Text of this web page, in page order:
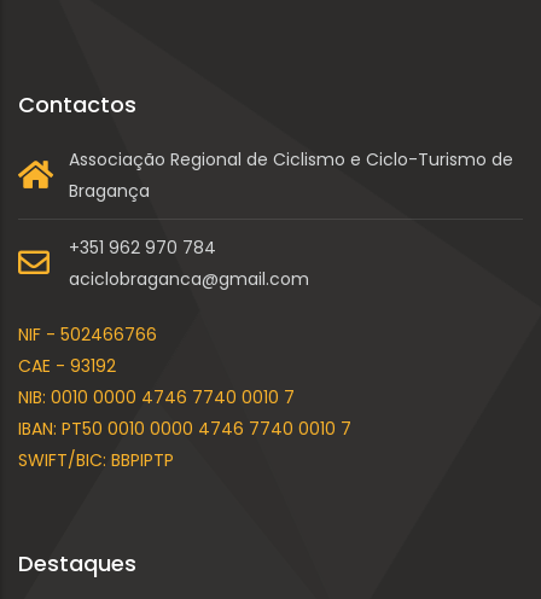
Contactos
Associação Regional de Ciclismo e Ciclo-Turismo de
Bragança
+351 962 970 784
aciclobraganca@gmail.com
NIF - 502466766
CAE - 93192
NIB: 0010 0000 4746 7740 0010 7
IBAN: PT50 0010 0000 4746 7740 0010 7
SWIFT/BIC: BBPIPTP
Destaques